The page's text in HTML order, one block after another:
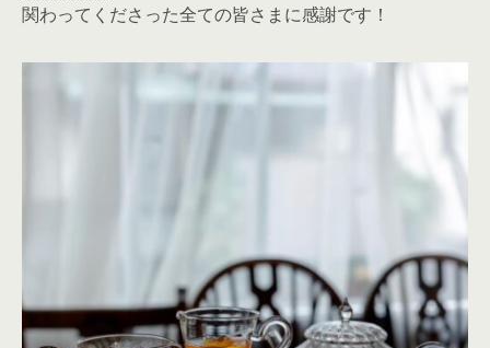
関わってくださった全ての皆さまに感謝です！